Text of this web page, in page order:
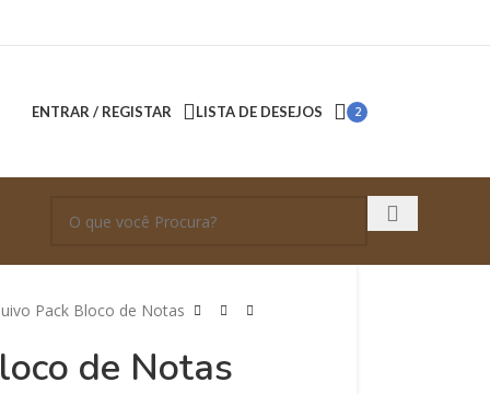
ENTRAR / REGISTAR LISTA DE DESEJOS 2
Pack Bloco de Notas
de Notas